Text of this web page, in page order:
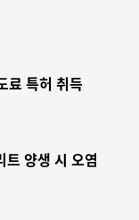
료 특허 취득
트 양생 시 오염